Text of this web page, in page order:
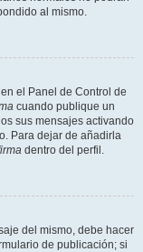
al mismo.
el Panel de Control de
cuando publique un
sus mensajes activando
Para dejar de añadirla
dentro del perfil.
del mismo, debe hacer
de publicación; si